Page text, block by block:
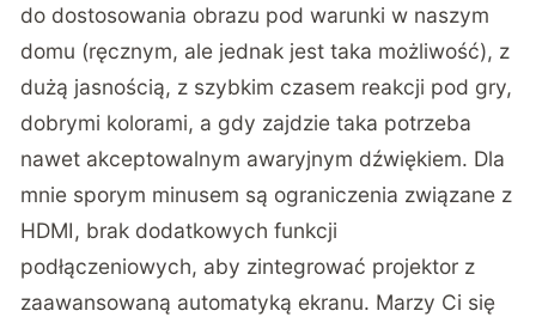
do dostosowania obrazu pod warunki w naszym
domu (ręcznym, ale jednak jest taka możliwość), z
dużą jasnością, z szybkim czasem reakcji pod gry,
dobrymi kolorami, a gdy zajdzie taka potrzeba
nawet akceptowalnym awaryjnym dźwiękiem. Dla
mnie sporym minusem są ograniczenia związane z
HDMI, brak dodatkowych funkcji
podłączeniowych, aby zintegrować projektor z
zaawansowaną automatyką ekranu. Marzy Ci się